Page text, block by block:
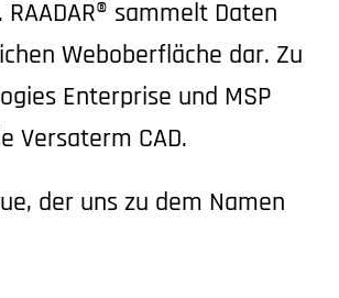
sammelt Daten
Weboberfläche dar. Zu
Enterprise und MSP
Versaterm CAD.
der uns zu dem Namen